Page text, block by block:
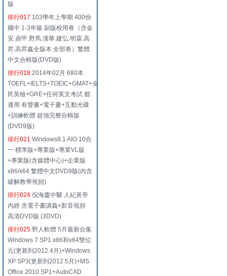
版
排行017 103學年上學期 400份
國中 1-3年級 副版校用卷（含金
安.鼎甲.野馬.漢華.建弘.明霖.高
昇.高昇鑫全版本.全部卷）繁體
中文合輯版(DVD版)
排行018 2014年02月 680本
TOEFL+IELTS+TOEIC+GMAT+全
民英檢+GRE+任何英文考試 都
適用 有聲書+電子書+互動光碟
+訓練軟體 超強完整合輯版
(DVD9版)
排行021 Windows8.1 AIO 10合
一 標準版+專業版+專業VL版
+專業版(含媒體中心)+企業版
x86/x64 繁體中文DVD9版(內含
破解教學視頻)
排行024 倪海廈中醫 人紀黃帝
內經 含電子書講義+影音視頻
高清DVD版 (3DVD)
排行025 野人軟體 5月最新合集
Windows 7 SP1 x86和x64雙位
元(更新到2012.4月)+Windows
XP SP3(更新到2012.5月)+MS
Office 2010 SP1+AutoCAD